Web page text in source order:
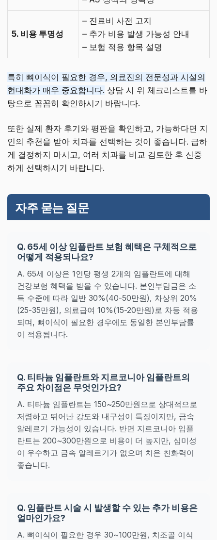
5. 비용 투명성
– 진료비 사전 고지
– 추가 비용 발생 가능성 안내
– 보험 적용 항목 설명
특히 뼈이식이 필요한 경우, 의료진의 전문성과 시설의
현대화가 매우 중요합니다. 상담 시 위 체크리스트를 바
탕으로 꼼꼼히 확인하시기 바랍니다.
또한 실제 환자 후기와 평판을 확인하고, 가능하다면 지
인의 추천을 받아 치과를 선택하는 것이 좋습니다. 급하
게 결정하지 마시고, 여러 치과를 비교 검토한 후 신중
하게 선택하시기 바랍니다.
자주 묻는 질문
Q. 65세 이상 임플란트 보험 혜택은 구체적으로
어떻게 적용되나요?
A. 65세 이상은 1인당 평생 2개의 임플란트에 대해
건강보험 혜택을 받을 수 있습니다. 본인부담금은 소
득 수준에 따라 일반 30%(40-50만원), 차상위 20%
(25-35만원), 의료급여 10%(15-20만원)로 차등 적용
되며, 뼈이식이 필요한 경우에도 동일한 본인부담률
이 적용됩니다.
Q. 티타늄 임플란트와 지르코니아 임플란트의
주요 차이점은 무엇인가요?
A. 티타늄 임플란트는 150~250만원으로 상대적으로
저렴하고 뛰어난 강도와 내구성이 특징이지만, 금속
알레르기 가능성이 있습니다. 반면 지르코니아 임플
란트는 200~300만원으로 비용이 더 높지만, 심미성
이 우수하고 금속 알레르기가 없으며 치은 친화력이
좋습니다.
Q. 임플란트 시술 시 발생할 수 있는 추가 비용은
얼마인가요?
A. 뼈이식이 필요한 경우 30~100만원, 치조골 이식